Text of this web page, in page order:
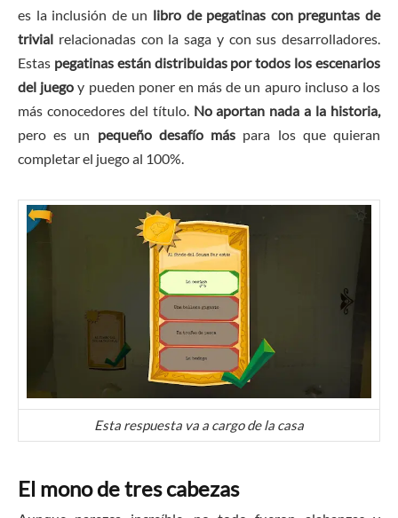
es la inclusión de un libro de pegatinas con preguntas de
trivial relacionadas con la saga y con sus desarrolladores.
Estas pegatinas están distribuidas por todos los escenarios
del juego y pueden poner en más de un apuro incluso a los
más conocedores del título. No aportan nada a la historia,
pero es un pequeño desafío más para los que quieran
completar el juego al 100%.
Esta respuesta va a cargo de la casa
El mono de tres cabezas